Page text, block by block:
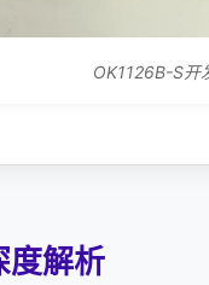
OK1126B-S开
度解析